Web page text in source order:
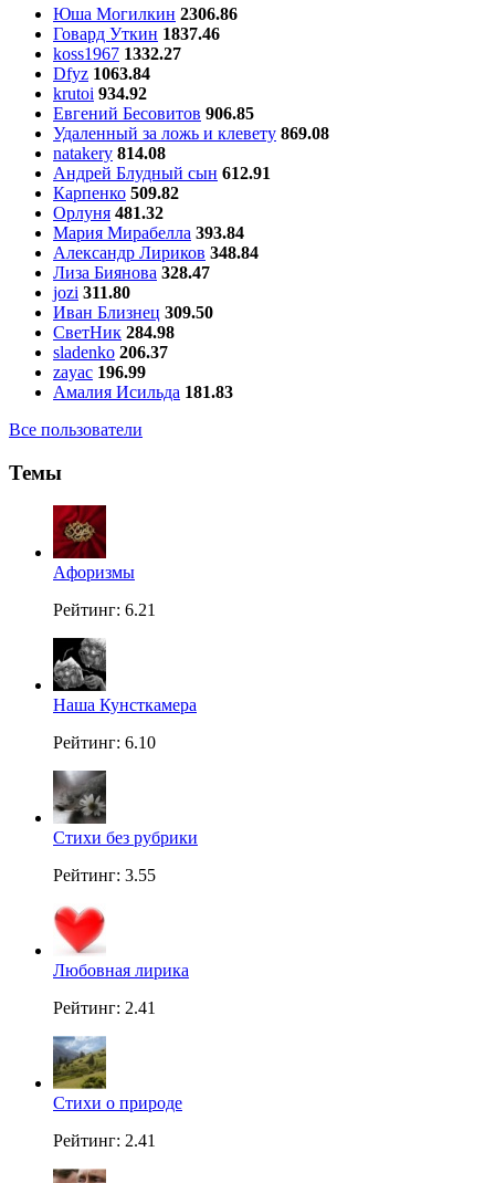
Юша Могилкин 2306.86
Говард Уткин 1837.46
koss1967 1332.27
Dfyz 1063.84
krutoi 934.92
Евгений Бесовитов 906.85
Удаленный за ложь и клевету 869.08
natakery 814.08
Андрей Блудный сын 612.91
Карпенко 509.82
Орлуня 481.32
Мария Мирабелла 393.84
Александр Лириков 348.84
Лиза Биянова 328.47
jozi 311.80
Иван Близнец 309.50
СветНик 284.98
sladenko 206.37
zayac 196.99
Амалия Исильда 181.83
Все пользователи
Темы
Aфоризмы
Рейтинг: 6.21
Наша Кунсткамера
Рейтинг: 6.10
Стихи без рубрики
Рейтинг: 3.55
Любовная лирика
Рейтинг: 2.41
Стихи о природе
Рейтинг: 2.41